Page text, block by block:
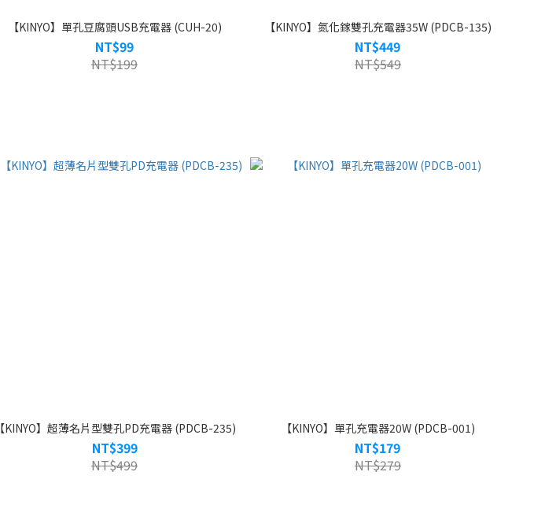
【KINYO】單孔豆腐頭USB充電器 (CUH-20)
NT$99
NT$199
【KINYO】氮化鎵雙孔充電器35W (PDCB-135)
NT$449
NT$549
【KINYO】超薄名片型雙孔PD充電器 (PDCB-235)
NT$399
NT$499
【KINYO】單孔充電器20W (PDCB-001)
NT$179
NT$279